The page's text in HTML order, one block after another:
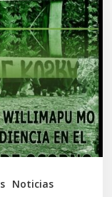
Noticias